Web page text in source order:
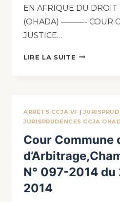
EN AFRIQUE DU DROIT
(OHADA) ———- COUR
JUSTICE…
LIRE LA SUITE
ARRÊTS CCJA VF |
JURISPRUDENCES CCJA
Cour Commune
N° 097-2014
2014